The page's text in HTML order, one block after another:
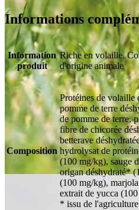
Informations
Information
produit
Riche en volaille.
d'origine animale
Composition
Protéines de volaille
pomme de terre
de pomme de terre,
fibre de chicorée
betterave
hydrolysat de
(100 mg/kg), sauge
origan déshydraté*
(100 mg/kg),
extrait de yucca
* issu de